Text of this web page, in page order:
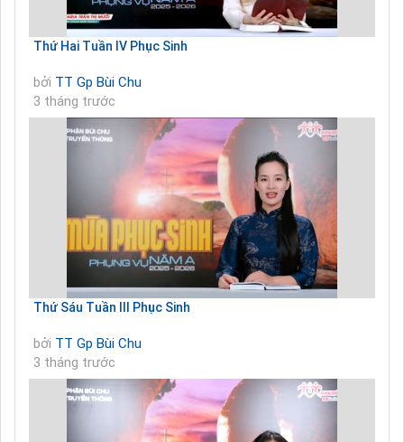
Thứ Hai Tuần IV Phục Sinh
bởi TT Gp Bùi Chu
3 tháng trước
Thứ Sáu Tuần III Phục Sinh
bởi TT Gp Bùi Chu
3 tháng trước